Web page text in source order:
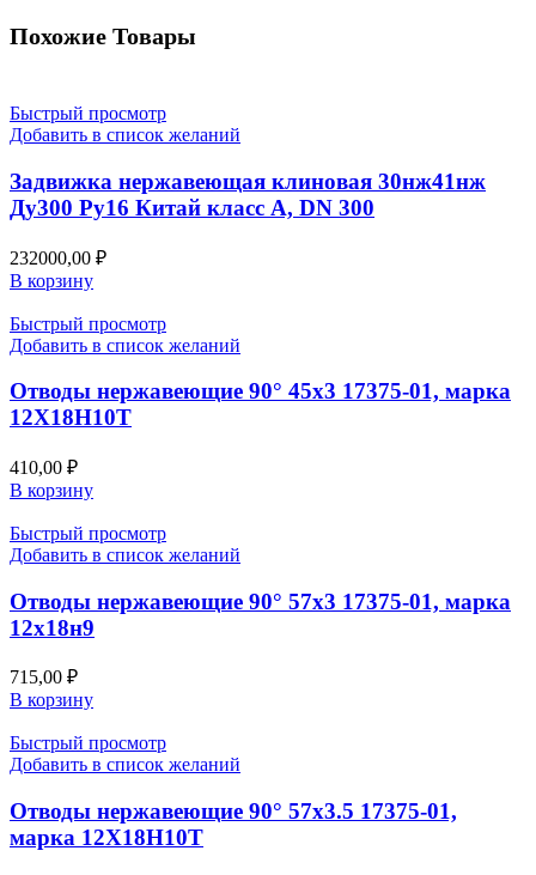
Похожие Товары
Быстрый просмотр
Добавить в список желаний
Задвижка нержавеющая клиновая 30нж41нж
Ду300 Ру16 Китай класс А, DN 300
232000,00 ₽
В корзину
Быстрый просмотр
Добавить в список желаний
Отводы нержавеющие 90° 45х3 17375-01, марка
12Х18Н10Т
410,00 ₽
В корзину
Быстрый просмотр
Добавить в список желаний
Отводы нержавеющие 90° 57х3 17375-01, марка
12х18н9
715,00 ₽
В корзину
Быстрый просмотр
Добавить в список желаний
Отводы нержавеющие 90° 57х3.5 17375-01,
марка 12Х18Н10Т